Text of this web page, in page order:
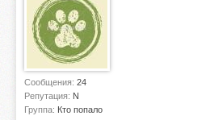
Сообщения: 24
Репутация: N
Группа: Кто попало